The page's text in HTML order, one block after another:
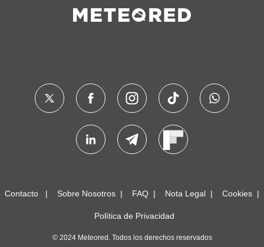
Contacto Sobre Nosotros FAQ Nota Legal Cookies
Política de Privacidad
© 2024 Meteored. Todos los derechos reservados